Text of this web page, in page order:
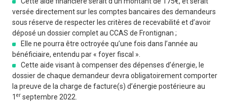
versée directement sur les comptes bancaires des demandeurs
sous réserve de respecter les critères de recevabilité et d’avoir
déposé un dossier complet au CCAS de Frontignan ;
Elle ne pourra être octroyée qu’une fois dans l’année au
bénéficiaire, entendu par « foyer fiscal ».
Cette aide visant à compenser des dépenses d’énergie, le
dossier de chaque demandeur devra obligatoirement comporter
la preuve de la charge de facture(s) d’énergie postérieure au
1 er septembre 2022.